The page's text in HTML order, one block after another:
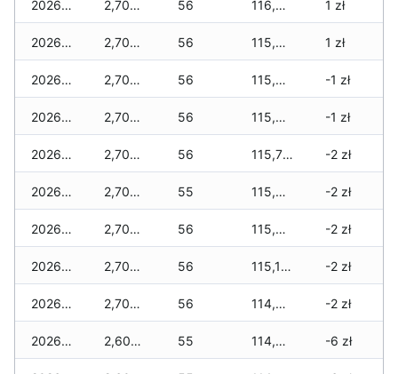
2026-05-12 2,700 zł 56 116,470 zł 1 zł
2026-05-09 2,700 zł 56 115,910 zł 1 zł
2026-05-08 2,700 zł 56 115,845 zł -1 zł
2026-05-07 2,700 zł 56 115,830 zł -1 zł
2026-05-06 2,700 zł 56 115,715 zł -2 zł
2026-05-05 2,700 zł 55 115,635 zł -2 zł
2026-05-04 2,700 zł 56 115,560 zł -2 zł
2026-05-03 2,700 zł 56 115,155 zł -2 zł
2026-05-02 2,700 zł 56 114,490 zł -2 zł
2026-05-01 2,600 zł 55 114,020 zł -6 zł